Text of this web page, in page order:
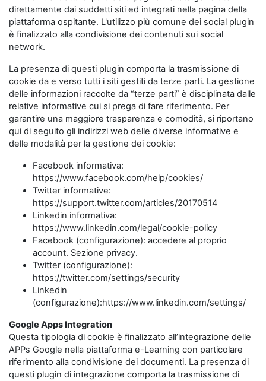
direttamente dai suddetti siti ed integrati nella pagina della
piattaforma ospitante. L'utilizzo più comune dei social plugin
è finalizzato alla condivisione dei contenuti sui social
network.
La presenza di questi plugin comporta la trasmissione di
cookie da e verso tutti i siti gestiti da terze parti. La gestione
delle informazioni raccolte da “terze parti” è disciplinata dalle
relative informative cui si prega di fare riferimento. Per
garantire una maggiore trasparenza e comodità, si riportano
qui di seguito gli indirizzi web delle diverse informative e
delle modalità per la gestione dei cookie:
Facebook informativa:
https://www.facebook.com/help/cookies/
Twitter informative:
https://support.twitter.com/articles/20170514
Linkedin informativa:
https://www.linkedin.com/legal/cookie-policy
Facebook (configurazione): accedere al proprio
account. Sezione privacy.
Twitter (configurazione):
https://twitter.com/settings/security
Linkedin
(configurazione):https://www.linkedin.com/settings/
Google Apps Integration
Questa tipologia di cookie è finalizzato all’integrazione delle
APPs Google nella piattaforma e-Learning con particolare
riferimento alla condivisione dei documenti. La presenza di
questi plugin di integrazione comporta la trasmissione di